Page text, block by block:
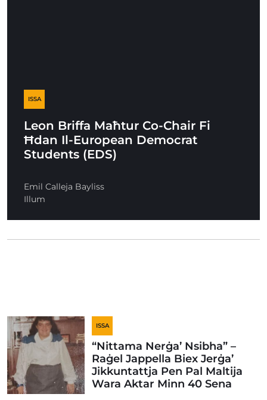
ISSA
Leon Briffa Maħtur Co-Chair Fi
Ħdan Il-European Democrat
Students (EDS)
Emil Calleja Bayliss
Illum
ISSA
“Nittama Nerġa’ Nsibha” –
Raġel Jappella Biex Jerġa’
Jikkuntattja Pen Pal Maltija
Wara Aktar Minn 40 Sena